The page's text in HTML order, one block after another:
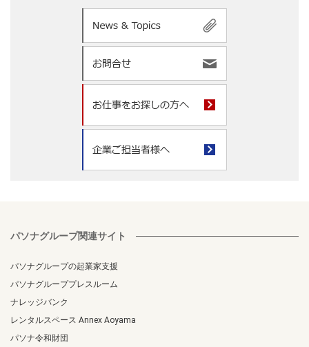
パソナグループ関連サイト
パソナグループの起業家支援
パソナグループプレスルーム
ナレッジバンク
レンタルスペース Annex Aoyama
パソナ令和財団